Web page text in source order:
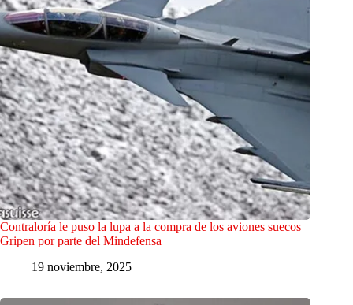
Contraloría le puso la lupa a la compra de los aviones suecos
Gripen por parte del Mindefensa
19 noviembre, 2025